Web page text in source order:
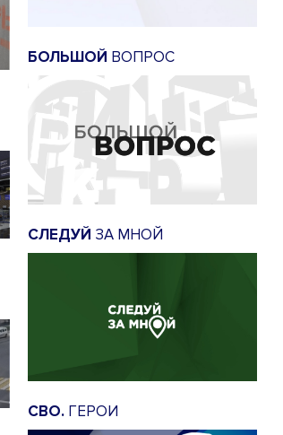
БОЛЬШОЙ ВОПРОС
СЛЕДУЙ ЗА МНОЙ
СВО. ГЕРОИ